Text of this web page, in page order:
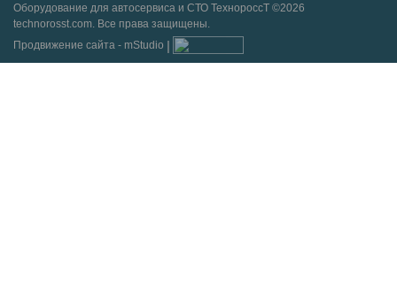
Оборудование для автосервиса и СТО ТехнороссТ ©2026
technorosst.com. Все права защищены.
Продвижение сайта - mStudio